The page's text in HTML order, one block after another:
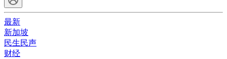
最新
新加坡
民生民声
财经